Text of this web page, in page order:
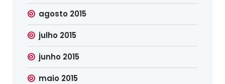
agosto 2015
julho 2015
junho 2015
maio 2015